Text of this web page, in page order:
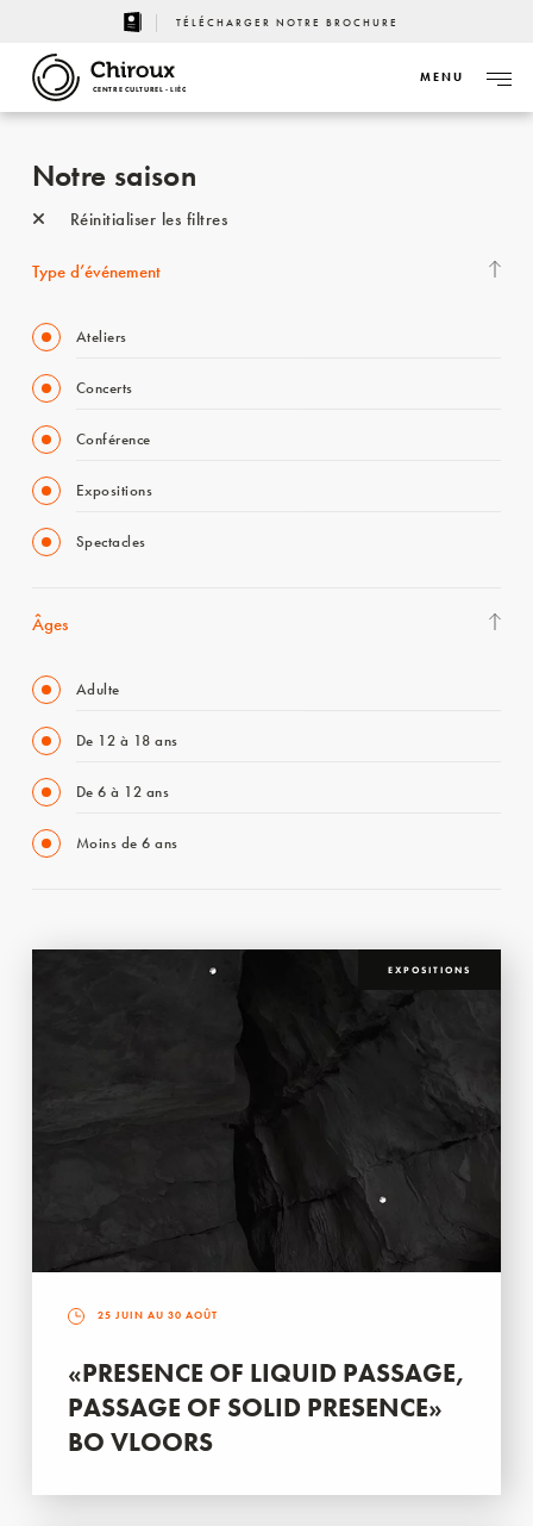
TÉLÉCHARGER NOTRE BROCHURE
CENTRE CULTUREL - LIÈGE
MENU
Notre saison
Réinitialiser les filtres
Type d’événement
Ateliers
Concerts
Conférence
Expositions
Spectacles
Âges
Adulte
De 12 à 18 ans
De 6 à 12 ans
Moins de 6 ans
EXPOSITIONS
25 JUIN AU 30 AOÛT
«PRESENCE OF LIQUID PASSAGE,
PASSAGE OF SOLID PRESENCE»
BO VLOORS